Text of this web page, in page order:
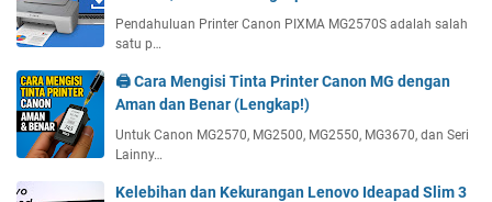
Pendahuluan Printer Canon PIXMA MG2570S adalah salah
satu p…
🖨️ Cara Mengisi Tinta Printer Canon MG dengan
Aman dan Benar (Lengkap!)
Untuk Canon MG2570, MG2500, MG2550, MG3670, dan Seri
Lainny…
Kelebihan dan Kekurangan Lenovo Ideapad Slim 3